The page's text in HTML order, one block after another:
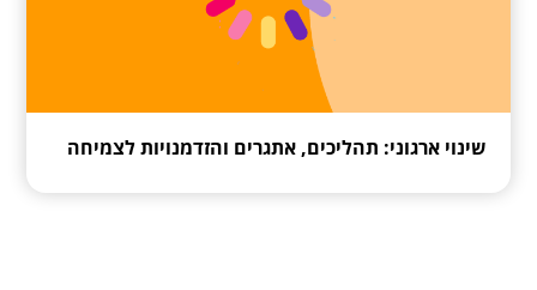
שינוי ארגוני: תהליכים, אתגרים והזדמנויות לצמיחה